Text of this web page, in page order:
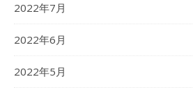
2022年7月
2022年6月
2022年5月